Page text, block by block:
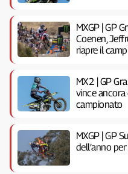
MXGP | GP
Coenen,
riapre il
MX2 | GP
vince
campionato
MXGP | GP
dell’anno